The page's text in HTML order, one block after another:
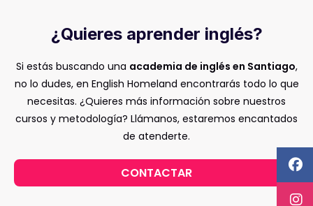
¿Quieres aprender inglés?
Si estás buscando una academia de inglés en Santiago,
no lo dudes, en English Homeland encontrarás todo lo que
necesitas. ¿Quieres más información sobre nuestros
cursos y metodología? Llámanos, estaremos encantados
de atenderte.
CONTACTAR